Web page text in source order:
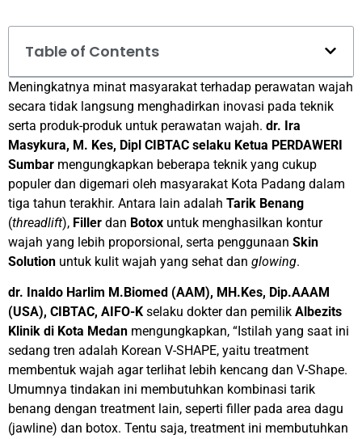
Table of Contents
Meningkatnya minat masyarakat terhadap perawatan wajah
secara tidak langsung menghadirkan inovasi pada teknik
serta produk-produk untuk perawatan wajah. dr. Ira
Masykura, M. Kes, Dipl CIBTAC selaku Ketua PERDAWERI
Sumbar mengungkapkan beberapa teknik yang cukup
populer dan digemari oleh masyarakat Kota Padang dalam
tiga tahun terakhir. Antara lain adalah Tarik Benang
(threadlift), Filler dan Botox untuk menghasilkan kontur
wajah yang lebih proporsional, serta penggunaan Skin
Solution untuk kulit wajah yang sehat dan glowing.
dr. Inaldo Harlim M.Biomed (AAM), MH.Kes, Dip.AAAM
(USA), CIBTAC, AIFO-K selaku dokter dan pemilik Albezits
Klinik di Kota Medan mengungkapkan, “Istilah yang saat ini
sedang tren adalah Korean V-SHAPE, yaitu treatment
membentuk wajah agar terlihat lebih kencang dan V-Shape.
Umumnya tindakan ini membutuhkan kombinasi tarik
benang dengan treatment lain, seperti filler pada area dagu
(jawline) dan botox. Tentu saja, treatment ini membutuhkan